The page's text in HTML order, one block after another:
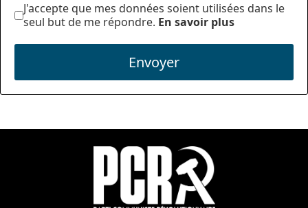
J'accepte que mes données soient utilisées dans le
seul but de me répondre. En savoir plus
Envoyer